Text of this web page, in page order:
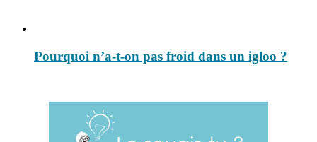
Pourquoi n’a-t-on pas froid dans un igloo ?